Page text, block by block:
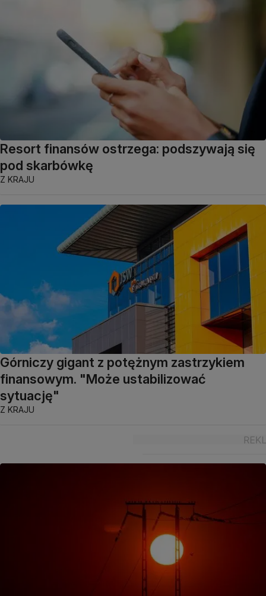
Resort finansów ostrzega: podszywają się
pod skarbówkę
Z KRAJU
Górniczy gigant z potężnym zastrzykiem
finansowym. "Może ustabilizować
sytuację"
Z KRAJU